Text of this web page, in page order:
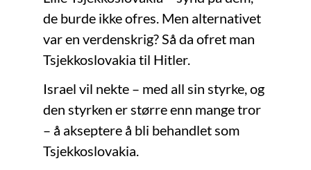
de burde ikke ofres. Men alternativet
var en verdenskrig? Så da ofret man
Tsjekkoslovakia til Hitler.
Israel vil nekte – med all sin styrke, og
den styrken er større enn mange tror
– å akseptere å bli behandlet som
Tsjekkoslovakia.